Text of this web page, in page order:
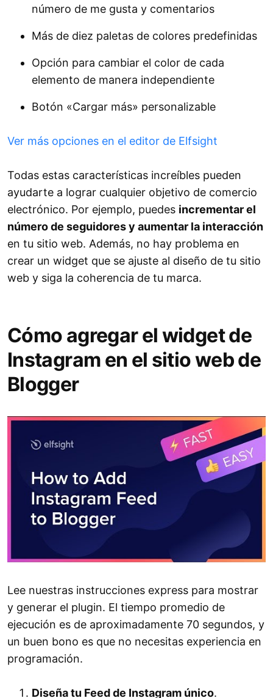
número de me gusta y comentarios
Más de diez paletas de colores predefinidas
Opción para cambiar el color de cada
elemento de manera independiente
Botón «Cargar más» personalizable
Ver más opciones en el editor de Elfsight
Todas estas características increíbles pueden
ayudarte a lograr cualquier objetivo de comercio
electrónico. Por ejemplo, puedes incrementar el
número de seguidores y aumentar la interacción
en tu sitio web. Además, no hay problema en
crear un widget que se ajuste al diseño de tu sitio
web y siga la coherencia de tu marca.
Cómo agregar el widget de
Instagram en el sitio web de
Blogger
Lee nuestras instrucciones express para mostrar
y generar el plugin. El tiempo promedio de
ejecución es de aproximadamente 70 segundos, y
un buen bono es que no necesitas experiencia en
programación.
Diseña tu Feed de Instagram único.